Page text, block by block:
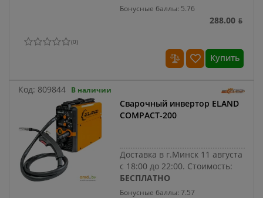
Бонусные баллы: 5.76
288.00 ƃ
(0)
Купить
Код: 809844 В наличии
Сварочный инвертор ELAND
COMPACT-200
Доставка в г.Минск 11 августа
с 18:00 до 22:00. Стоимость:
БЕСПЛАТНО
Бонусные баллы: 7.57